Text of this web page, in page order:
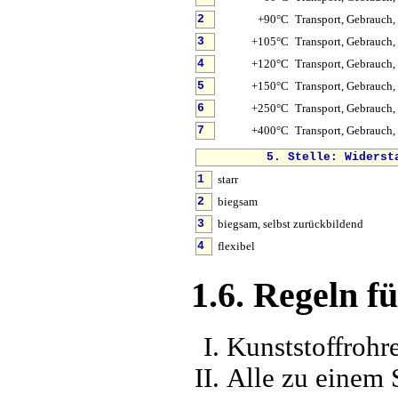
2
+90°C Transport,
3
+105°C Transport,
4
+120°C Transport,
5
+150°C Transport,
6
+250°C Transport,
7
+400°C Transport,
5. Stelle:
1
starr
2
biegsam
3
biegsam, selbst zurückbildend
4
flexibel
1.6. Regeln
Alle zu einem